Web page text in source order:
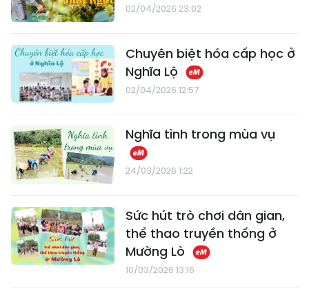
02/04/2026 23:02
Chuyên biệt hóa cấp học ở
Nghĩa Lộ
02/04/2026 12:57
Nghĩa tình trong mùa vụ
24/03/2026 1:22
Sức hút trò chơi dân gian,
thể thao truyền thống ở
Mường Lò
10/03/2026 13:16